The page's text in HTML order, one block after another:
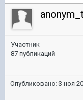
Участник
87 публикаций
Опубликовано: 3 ноя